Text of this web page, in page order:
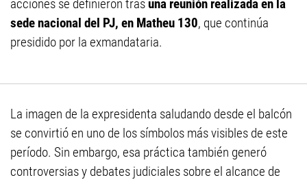
acciones se definieron trasuna reunión realizada en la
sede nacional del PJ, en Matheu 130, que continúa
presidido por la exmandataria.
La imagen de la expresidenta saludando desde el balcón
se convirtió en uno de los símbolos más visibles de este
período. Sin embargo, esa práctica también generó
controversias y debates judiciales sobre el alcance de